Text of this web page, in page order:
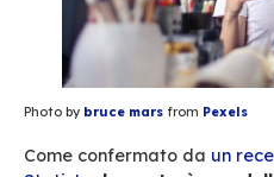
considerare non solo
anche gli aspetti di
necessaria per farla
Necessità di